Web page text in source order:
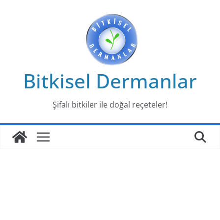
Bitkisel Dermanlar
Şifalı bitkiler ile doğal reçeteler!